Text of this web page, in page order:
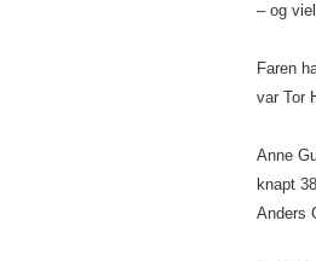
– og
Faren
var Tor
Anne
knapt
Anders